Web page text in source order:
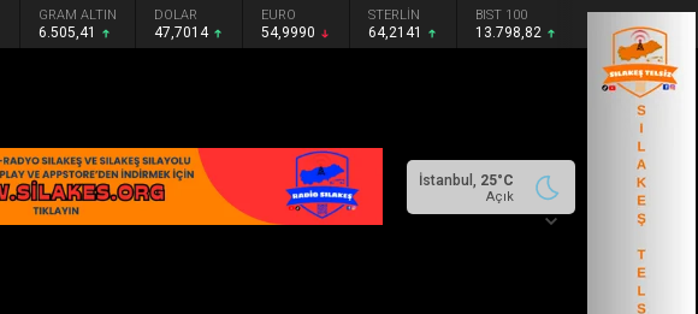
GRAM ALTIN
6.505,41
DOLAR
47,7014
EURO
54,9990
STERLİN
64,2141
BIST 100
13.798,82
İstanbul, 25°C
Açık